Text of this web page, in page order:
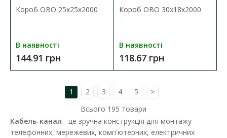
Короб OBO 25x25x2000
В наявності
144.91 грн
Короб OBO 30x18x2000
В наявності
118.67 грн
1 2 3 4 5
>
Всього 195 товари
Кабель-канал - це зручна конструкція для монтажу
телефонних, мережевих, комп'ютерних, електричних